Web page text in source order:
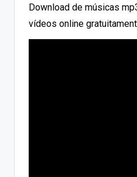
Download de músicas
vídeos online